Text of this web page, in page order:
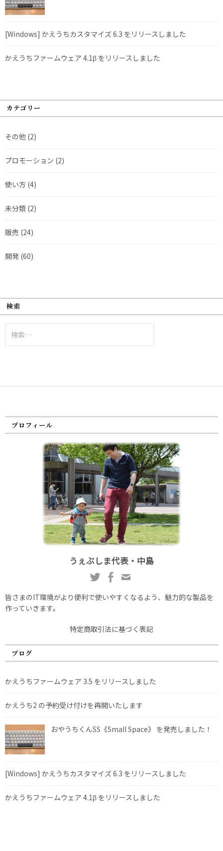
[Windows] かえうちカスタマイズ 6.3 をリリースしました
かえうちファームウェア 4.1β をリリースしました
カテゴリー
その他 (2)
プロモーション (2)
使い方 (4)
未分類 (2)
販売 (24)
開発 (60)
検索
索:
プロフィール
うぇぶしま代表・中島
皆さまのIT環境がより便利で使いやすくなるよう、魅力的な製品を
作っていきます。
特定商取引法に基づく表記
ブログ
かえうちファームウェア 3.5 をリリースしました
かえうち2 の予約受け付けを再開いたします
おやうちくんSS《Small Space》 を発売しました！
[Windows] かえうちカスタマイズ 6.3 をリリースしました
かえうちファームウェア 4.1β をリリースしました